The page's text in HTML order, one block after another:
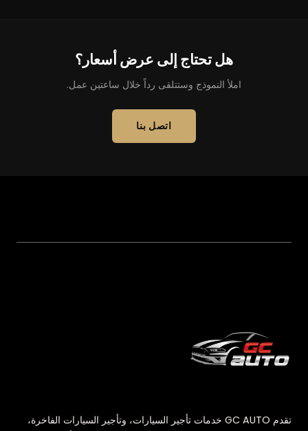
هل تحتاج إلى عرض أسعار؟
املأ النموذج وستتلقى رداً خلال ساعتين عمل.
اتصل بنا
تقدم GC AUTO خدمات تأجير السيارات، وتأجير السيارات الفاخرة،